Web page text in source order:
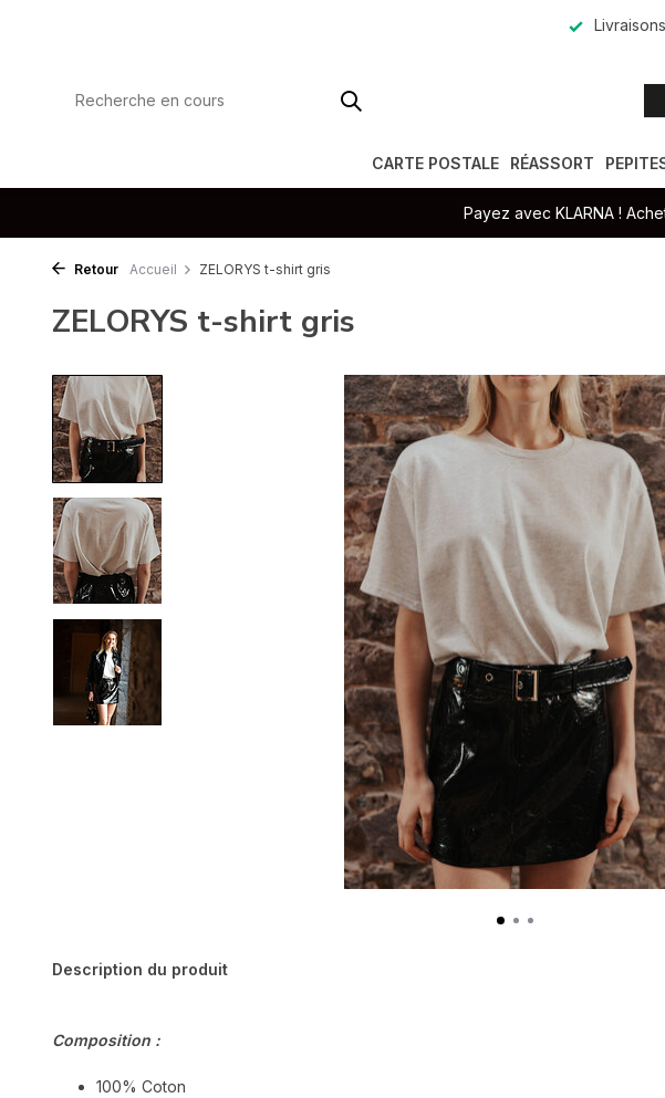
CARTE POSTALE RÉASSORT
Payez avec KLARNA !
Retour Accueil ZELORYS t-shirt gris
ZELORYS t-shirt gris
Description du produit
Composition :
100% Coton